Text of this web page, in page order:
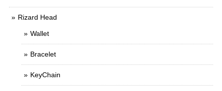
Rizard Head
Wallet
Bracelet
KeyChain